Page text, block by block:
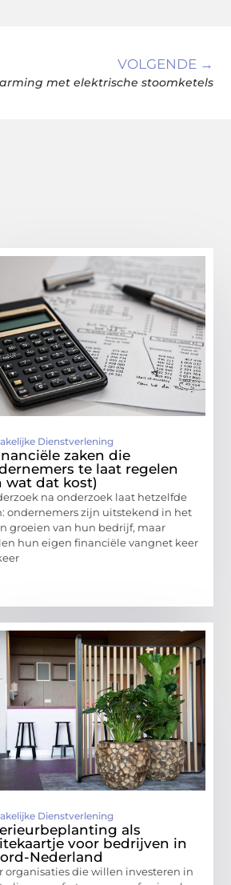
VOLGENDE →
met elektrische stoomketels
Dienstverlening
zaken die
te laat regelen
wat dat kost)
na onderzoek laat hetzelfde
ondernemers zijn uitstekend in het
groeien van hun bedrijf, maar
hun eigen financiële vangnet keer
Dienstverlening
als
voor bedrijven in
Nederland
organisaties die willen investeren in